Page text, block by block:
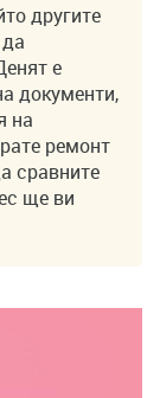
другите
е
документи,
на
ремонт
сравните
ще ви